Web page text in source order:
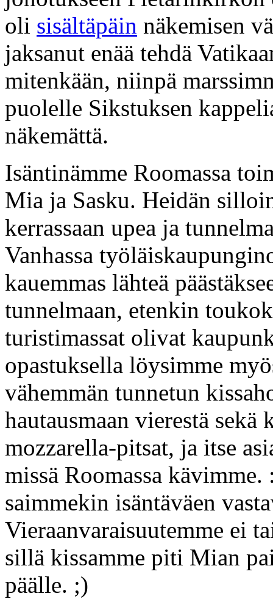
oli sisältäpäin näkemisen
jaksanut enää tehdä
mitenkään, niinpä
puolelle Sikstuksen
näkemättä.
Isäntinämme Roomassa
Mia ja Sasku. Heidän
kerrassaan upea ja
Vanhassa
kauemmas lähteä
tunnelmaan, etenkin
turistimassat olivat
opastuksella löysimme
vähemmän tunnetun
hautausmaan vierestä
mozzarella-pitsat, ja itse
missä Roomassa
saimmekin isäntäväen
Vieraanvaraisuutemme ei
sillä kissamme piti Mian
päälle. ;)